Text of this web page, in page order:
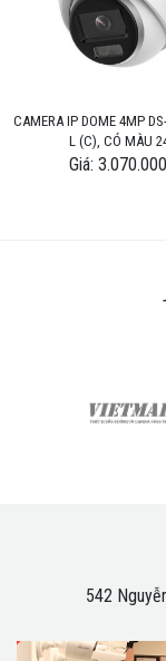
CAMERA IP DOME 4MP
L (C), CÓ MÀU
Giá:
542